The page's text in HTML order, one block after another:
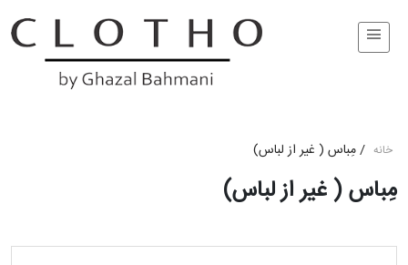
خانه /مِباس ( غير از لباس)
مِباس ( غير از لباس)